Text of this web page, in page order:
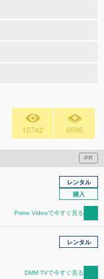
10742 6595
PR
レンタル
購入
Prime Videoで今すぐ見る
レンタル
DMM TVで今すぐ見る